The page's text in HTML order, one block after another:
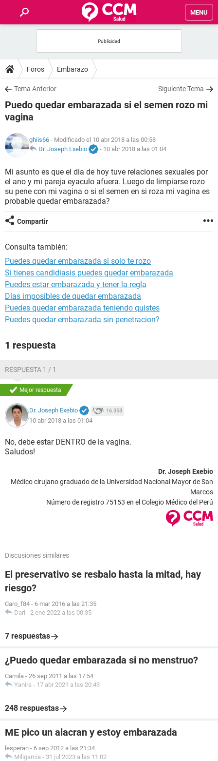
MENU
FOROS
SALUD
FAMILIA
NUTRICIÓN
SEXUALIDAD
Foros Embarazo
Tema Anterior Siguiente Tema
Puedo quedar embarazada si el semen rozo mi
vagina
ghiis66 - Modificado el 10 abr 2018 a las 00:58
Dr. Joseph Exebio
- 10 abr 2018 a las 01:04
Mi asunto es que el dia de hoy tuve relaciones sexuales por
el ano y mi pareja eyaculo afuera. Luego de limpiarse rozo
su pene con mi vagina o si el semen en si roza mi vagina es
probable quedar embarazada?
Compartir
Consulta también:
Puedes quedar embarazada si solo te rozo
Si tienes candidiasis puedes quedar embarazada
Puedes estar embarazada y tener la regla
Días imposibles de quedar embarazada
Puedes quedar embarazada teniendo quistes
Puedes quedar embarazada sin penetracion?
1 respuesta
RESPUESTA 1 / 1
Mejor respuesta
Dr. Joseph Exebio 16.358
10 abr 2018 a las 01:04
No, debe estar DENTRO de la vagina.
Saludos!
Dr. Joseph Exebio
Médico cirujano graduado de la Universidad Nacional Mayor de San
Marcos
Número de registro 75153 en el Colegio Médico del Perú
Discusiones similares
El preservativo se resbalo hasta la mitad, hay
riesgo?
Caro_f84 - 6 mar 2016 a las 21:35
Dari - 2 ene 2022 a las 00:35
7 respuestas
¿Puedo quedar embarazada si no menstruo?
Camila - 26 sep 2011 a las 17:54
Yanira - 17 abr 2021 a las 20:43
248 respuestas
ME pico un alacran y estoy embarazada
lesperan - 6 sep 2012 a las 21:34
Miligarcia - 31 jul 2023 a las 11:02